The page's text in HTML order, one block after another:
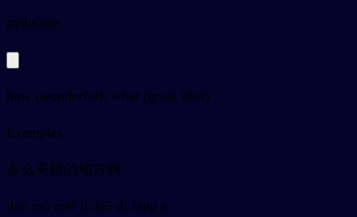
pyduōme
how (wonderful), what (great idea)
Exemples
多么美丽的地方啊
duō mó měi lì de5 dì fāng a